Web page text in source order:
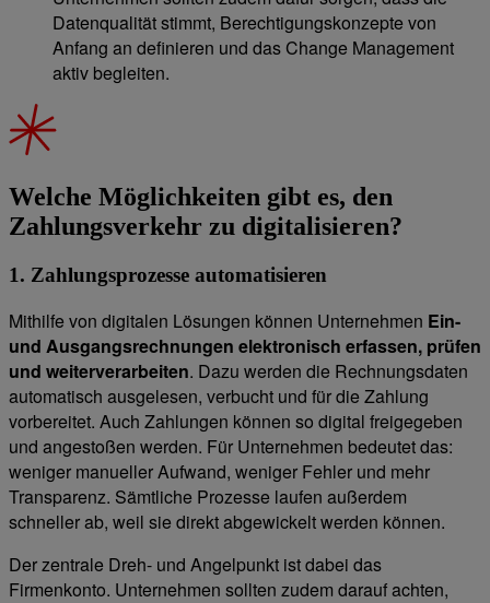
Datenqualität stimmt, Berechtigungskonzepte von
Anfang an definieren und das Change Management
aktiv begleiten.
Welche Möglichkeiten gibt es, den
Zahlungsverkehr zu digitalisieren?
1. Zahlungsprozesse automatisieren
Mithilfe von digitalen Lösungen können Unternehmen Ein-
und Ausgangsrechnungen elektronisch erfassen, prüfen
und weiterverarbeiten. Dazu werden die Rechnungsdaten
automatisch ausgelesen, verbucht und für die Zahlung
vorbereitet. Auch Zahlungen können so digital freigegeben
und angestoßen werden. Für Unternehmen bedeutet das:
weniger manueller Aufwand, weniger Fehler und mehr
Transparenz. Sämtliche Prozesse laufen außerdem
schneller ab, weil sie direkt abgewickelt werden können.
Der zentrale Dreh- und Angelpunkt ist dabei das
Firmenkonto. Unternehmen sollten zudem darauf achten,